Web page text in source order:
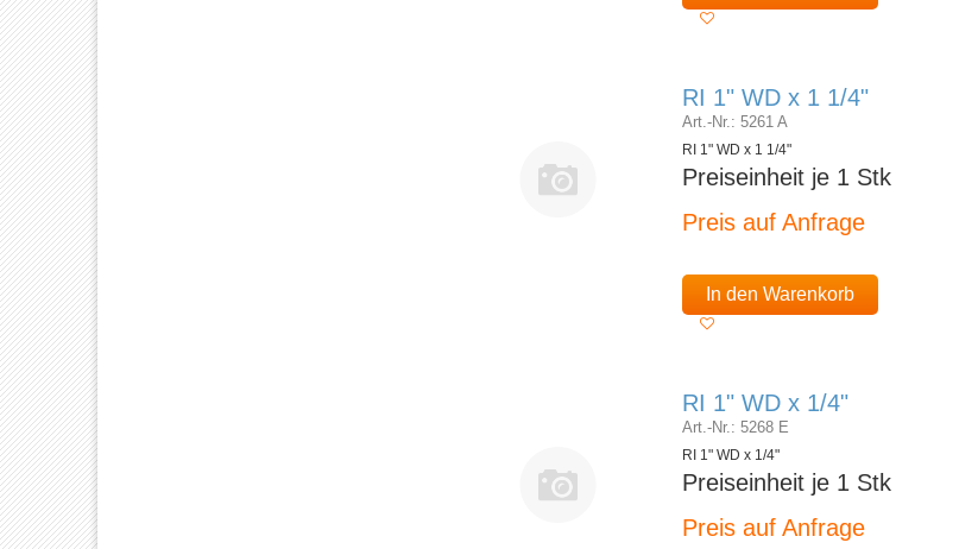
RI 1" WD x 1 1/4"
Art.-Nr.: 5261 A
RI 1" WD x 1 1/4"
Preiseinheit je 1 Stk
Preis auf Anfrage
In den Warenkorb
RI 1" WD x 1/4"
Art.-Nr.: 5268 E
RI 1" WD x 1/4"
Preiseinheit je 1 Stk
Preis auf Anfrage